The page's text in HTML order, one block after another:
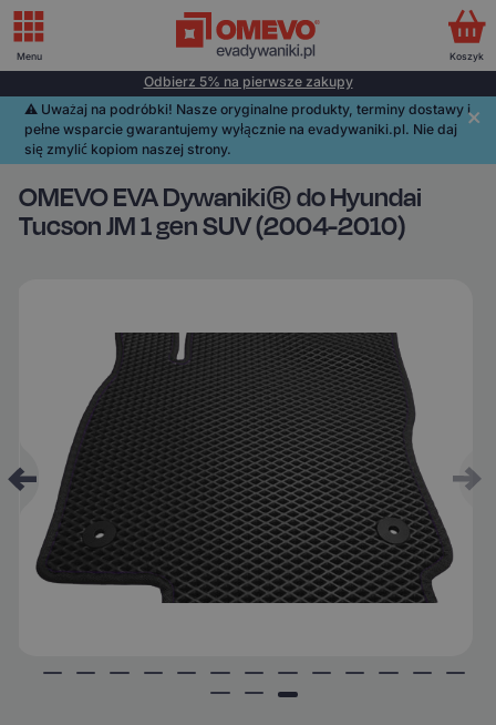
Odbierz 5% na pierwsze zakupy
⚠️️ Uważaj na podróbki! Nasze oryginalne produkty, terminy dostawy i
pełne wsparcie gwarantujemy wyłącznie na evadywaniki.pl. Nie daj
się zmylić kopiom naszej strony.
OMEVO EVA Dywaniki® do Hyundai
Tucson JM 1 gen SUV (2004-2010)
Menu Koszyk